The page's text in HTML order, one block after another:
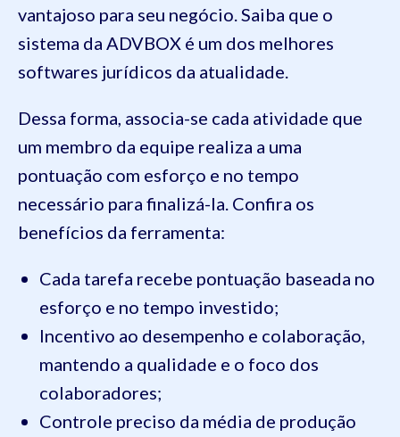
vantajoso para seu negócio. Saiba que o
sistema da ADVBOX é um dos melhores
softwares jurídicos da atualidade.
Dessa forma, associa-se cada atividade que
um membro da equipe realiza a uma
pontuação com esforço e no tempo
necessário para finalizá-la. Confira os
benefícios da ferramenta:
Cada tarefa recebe pontuação baseada no
esforço e no tempo investido;
Incentivo ao desempenho e colaboração,
mantendo a qualidade e o foco dos
colaboradores;
Controle preciso da média de produção